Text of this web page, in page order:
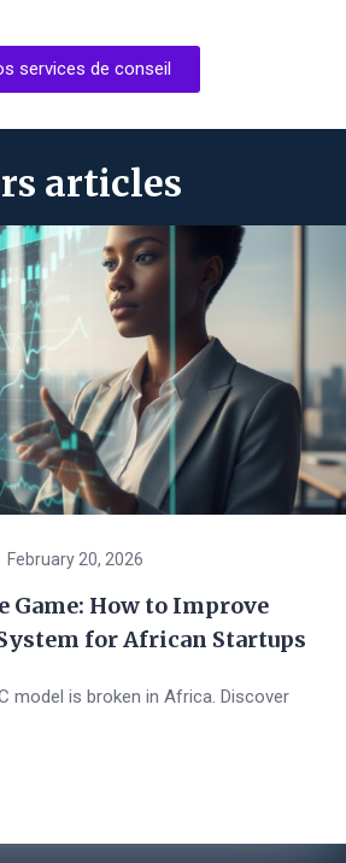
services de conseil
articles
February 20, 2026
Game: How to Improve
for African Startups
model is broken in Africa. Discover